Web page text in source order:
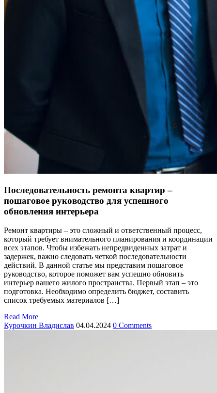
Последовательность ремонта квартир –
пошаговое руководство для успешного
обновления интерьера
Ремонт квартиры – это сложный и ответственный процесс,
который требует внимательного планирования и координации
всех этапов. Чтобы избежать непредвиденных затрат и
задержек, важно следовать четкой последовательности
действий. В данной статье мы представим пошаговое
руководство, которое поможет вам успешно обновить
интерьер вашего жилого пространства. Первый этап – это
подготовка. Необходимо определить бюджет, составить
список требуемых материалов […]
Read More
Курочкин Владислав 04.04.2024 0 Comments